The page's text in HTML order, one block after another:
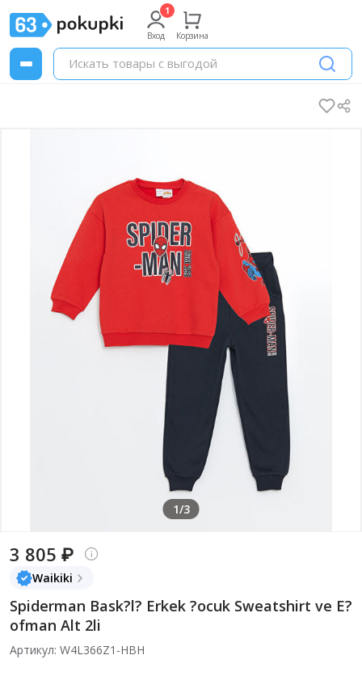
Вход Корзина
1/3
3 805 ₽
Waikiki
Spiderman Bask?l? Erkek ?ocuk Sweatshirt ve E?
ofman Alt 2li
Артикул: W4L366Z1-HBH